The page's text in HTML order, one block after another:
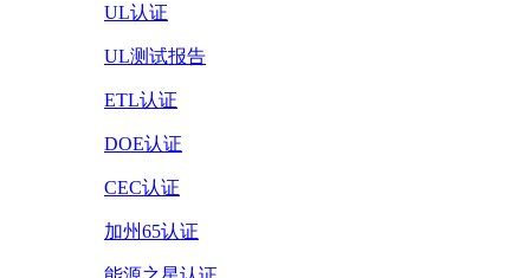
UL认证
UL测试报告
ETL认证
DOE认证
CEC认证
加州65认证